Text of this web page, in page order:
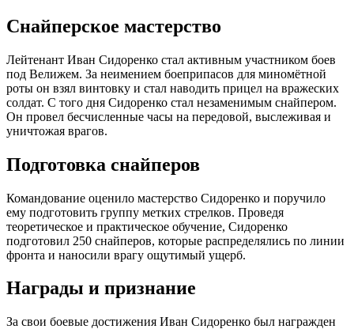
Снайперское мастерство
Лейтенант Иван Сидоренко стал активным участником боев
под Велижем. За неимением боеприпасов для миномётной
роты он взял винтовку и стал наводить прицел на вражеских
солдат. С того дня Сидоренко стал незаменимым снайпером.
Он провел бесчисленные часы на передовой, выслеживая и
уничтожая врагов.
Подготовка снайперов
Командование оценило мастерство Сидоренко и поручило
ему подготовить группу метких стрелков. Проведя
теоретическое и практическое обучение, Сидоренко
подготовил 250 снайперов, которые распределялись по линии
фронта и наносили врагу ощутимый ущерб.
Награды и признание
За свои боевые достижения Иван Сидоренко был награжден